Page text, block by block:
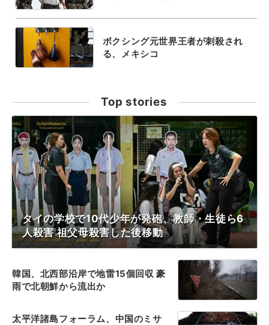
ボクシング元世界王者が刺殺され
る、メキシコ
Top stories
タイの学校で10代少年が発砲、教師・生徒ら6
人殺害 祖父母殺害した後移動
韓国、北西部沿岸で地雷15個回収 豪
雨で北朝鮮から流出か
太平洋諸島フォーラム、中国のミサ